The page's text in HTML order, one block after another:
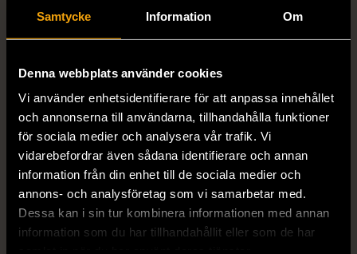
Samtycke Information Om
Denna webbplats använder cookies
Vi använder enhetsidentifierare för att anpassa innehållet
och annonserna till användarna, tillhandahålla funktioner
för sociala medier och analysera vår trafik. Vi
vidarebefordrar även sådana identifierare och annan
information från din enhet till de sociala medier och
annons- och analysföretag som vi samarbetar med.
Dessa kan i sin tur kombinera informationen med annan
information som du har tillhandahållit eller som de har
Fri frakt på alla köp över 990 kr.
14 dagars ångerrät.